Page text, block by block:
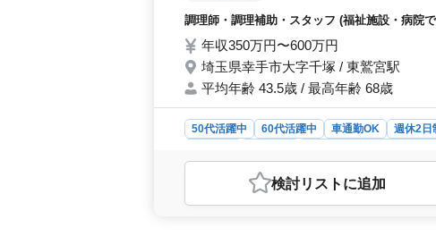
調理師・調理補助・スタッフ (福祉施設・病院
年収350万円〜600万円
埼玉県幸手市大字千塚 / 東鷲宮駅
平均年齢 43.5歳 / 最高年齢 68歳
50代活躍中 60代活躍中 車通勤OK 週休2日
おすすめポイント
＜ワークライフバランス重視＞ リフレッシ
収とスキル評価＞ 年収は高水準で、経験
検討リスト に追加